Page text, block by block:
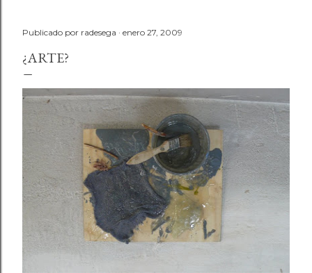
Publicado por radesega enero 27, 2009
¿ARTE?